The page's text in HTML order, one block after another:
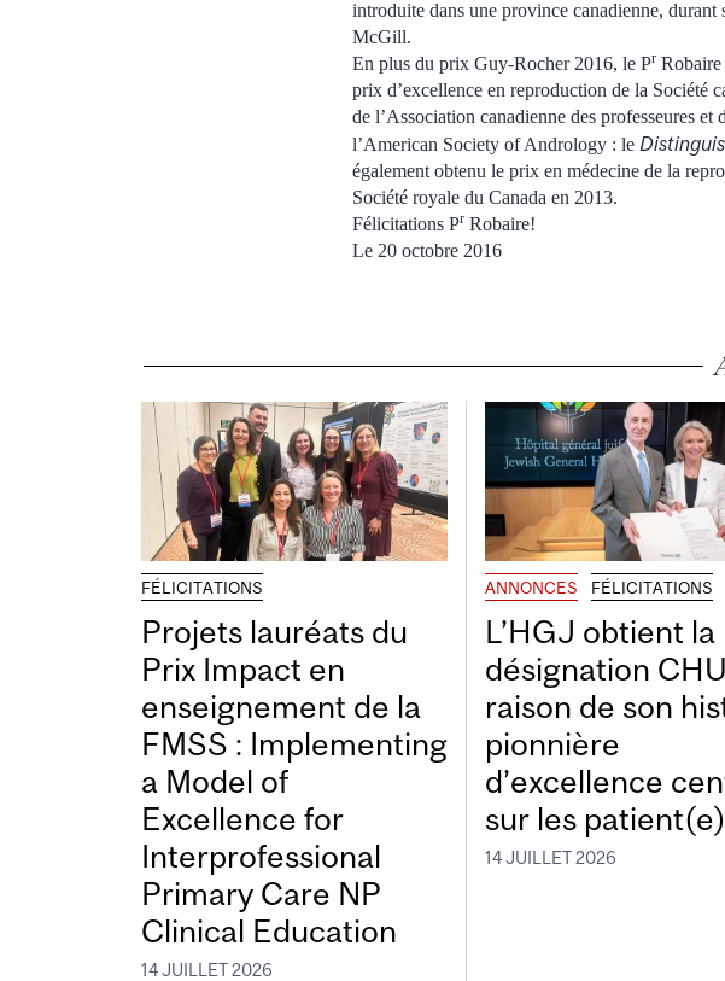
introduite dans une province canadienne,
McGill.
En plus du prix Guy-Rocher 2016, le Pr Robaire
prix d’excellence en reproduction de la Société
de l’Association canadienne des professeures
l’American Society of Andrology : le
également obtenu le prix en médecine de la
Société royale du Canada en 2013.
Félicitations Pr Robaire!
Le 20 octobre 2016
FÉLICITATIONS
Projets lauréats du
Prix Impact en
enseignement de la
FMSS : Implementing
a Model of
Excellence for
Interprofessional
Primary Care NP
Clinical Education
14 JUILLET 2026
ANNONCES FÉLICITATIONS
L’HGJ obtient la
désignation
raison de son
pionnière
d’excellence
sur les
14 JUILLET 2026